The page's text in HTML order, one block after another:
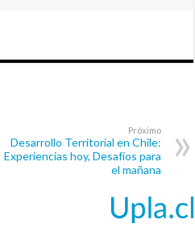
Próximo
Desarrollo Territorial en Chile:
Experiencias hoy, Desafíos para
el mañana